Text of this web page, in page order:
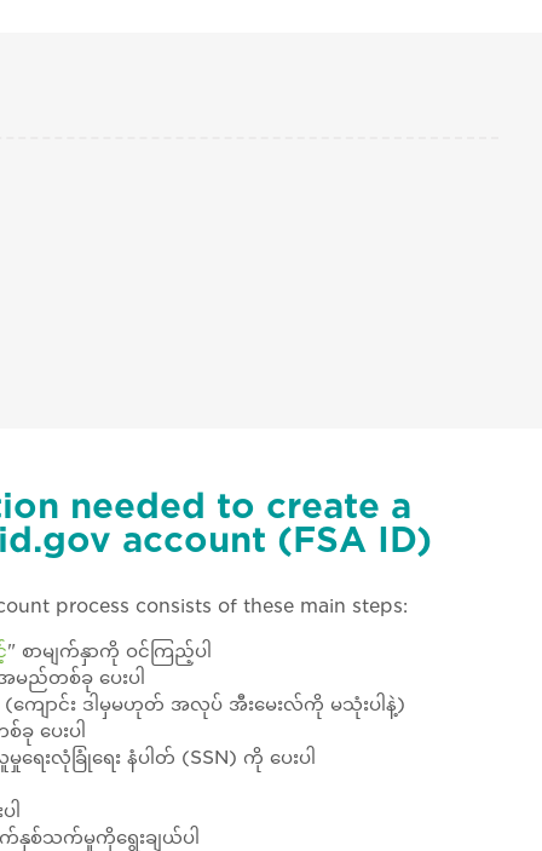
needed to create a
account (FSA ID)
process consists of these main steps:
" စာမျက်နှာကို ဝင်ကြည့်ပါ
မည်တစ်ခု ပေးပါ
ကျောင်း ဒါမှမဟုတ် အလုပ် အီးမေးလ်ကို မသုံးပါနဲ့)
ခု ပေးပါ
ရေးလုံခြုံရေး နံပါတ် (SSN) ကို ပေးပါ
ါ
စ်သက်မှုကိုရွေးချယ်ပါ